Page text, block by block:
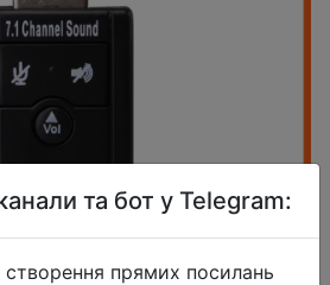
та бот у Telegram:
прямих посилань